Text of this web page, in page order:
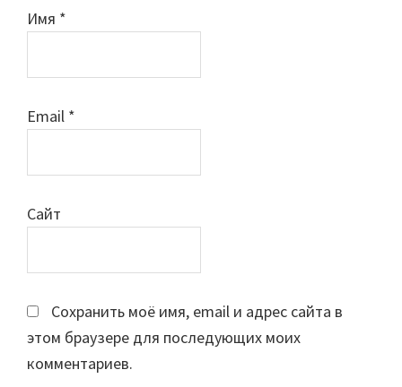
Имя *
Email *
Сайт
Сохранить моё имя, email и адрес сайта в
этом браузере для последующих моих
комментариев.